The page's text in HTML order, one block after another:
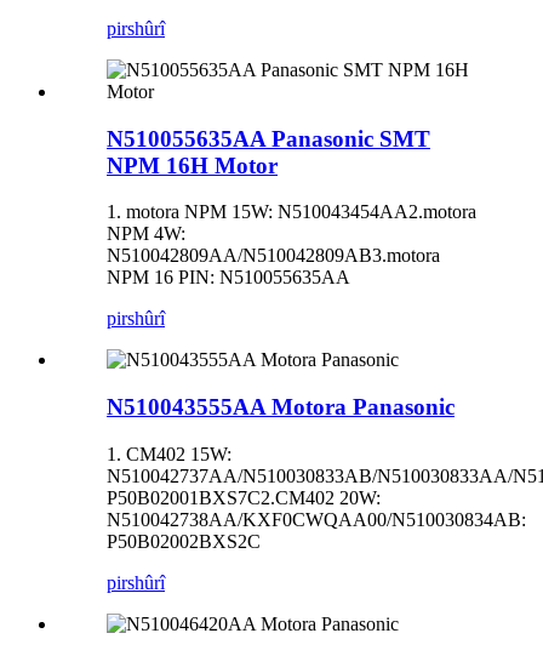
pirshûrî
N510055635AA Panasonic SMT
NPM 16H Motor
1. motora NPM 15W: N510043454AA2.motora
NPM 4W:
N510042809AA/N510042809AB3.motora
NPM 16 PIN: N510055635AA
pirshûrî
N510043555AA Motora Panasonic
1. CM402 15W:
N510042737AA/N510030833AB/N510030833AA/
P50B02001BXS7C2.CM402 20W:
N510042738AA/KXF0CWQAA00/N510030834AB:
P50B02002BXS2C
pirshûrî